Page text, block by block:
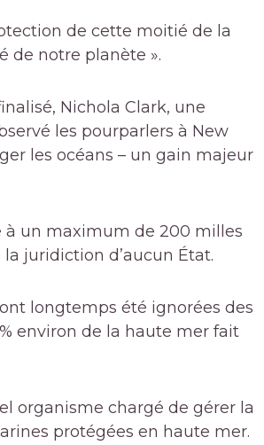
de cette moitié de la
de notre planète ».
Nichola Clark, une
les pourparlers à New
les océans – un gain majeur
à un maximum de 200 milles
juridiction d’aucun État.
longtemps été ignorées des
environ de la haute mer fait
organisme chargé de gérer la
protégées en haute mer.